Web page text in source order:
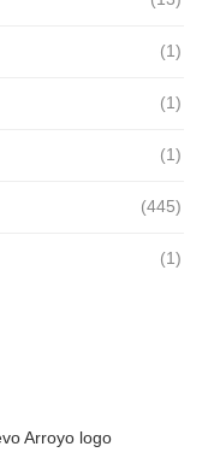
(1)
(1)
(1)
(445)
(1)